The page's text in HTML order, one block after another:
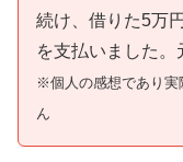
続け、借りた5万
を支払いました。
※個人の感想であり実
ん